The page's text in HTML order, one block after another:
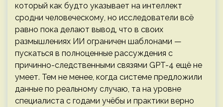
который как будто указывает на интеллект
сродни человеческому, но исследователи всё
равно пока делают вывод, что в своих
размышлениях ИИ ограничен шаблонами —
пускаться в полноценные рассуждения с
причинно-следственными связями GPT-4 ещё не
умеет. Тем не менее, когда системе предложили
данные по реальному случаю, та на уровне
специалиста с годами учёбы и практики верно